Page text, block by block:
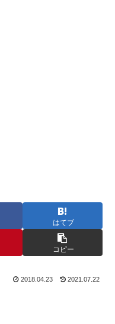
はてブ
コピー
2018.04.23 2021.07.22